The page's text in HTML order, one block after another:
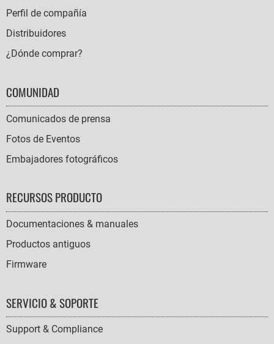
Perfil de compañía
Distribuidores
¿Dónde comprar?
COMUNIDAD
Comunicados de prensa
Fotos de Eventos
Embajadores fotográficos
RECURSOS PRODUCTO
Documentaciones & manuales
Productos antiguos
Firmware
SERVICIO & SOPORTE
Support & Compliance